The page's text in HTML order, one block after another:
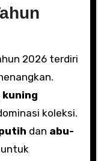
2026 terdiri
kuning
koleksi.
dan abu-